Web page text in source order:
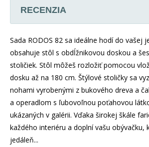
RECENZIA
Sada RODOS 82 sa ideálne hodí do vašej
obsahuje stôl s obdĺžnikovou doskou a
stoličiek. Stôl môžeš rozložiť pomocou
dosku až na 180 cm. Štýlové stoličky sa
nohami vyrobenými z bukového dreva a
a operadlom s ľubovoľnou poťahovou
ukázaných v galérii. Vďaka širokej škále
každého interiéru a doplní vašu obývačku,
jedáleň...